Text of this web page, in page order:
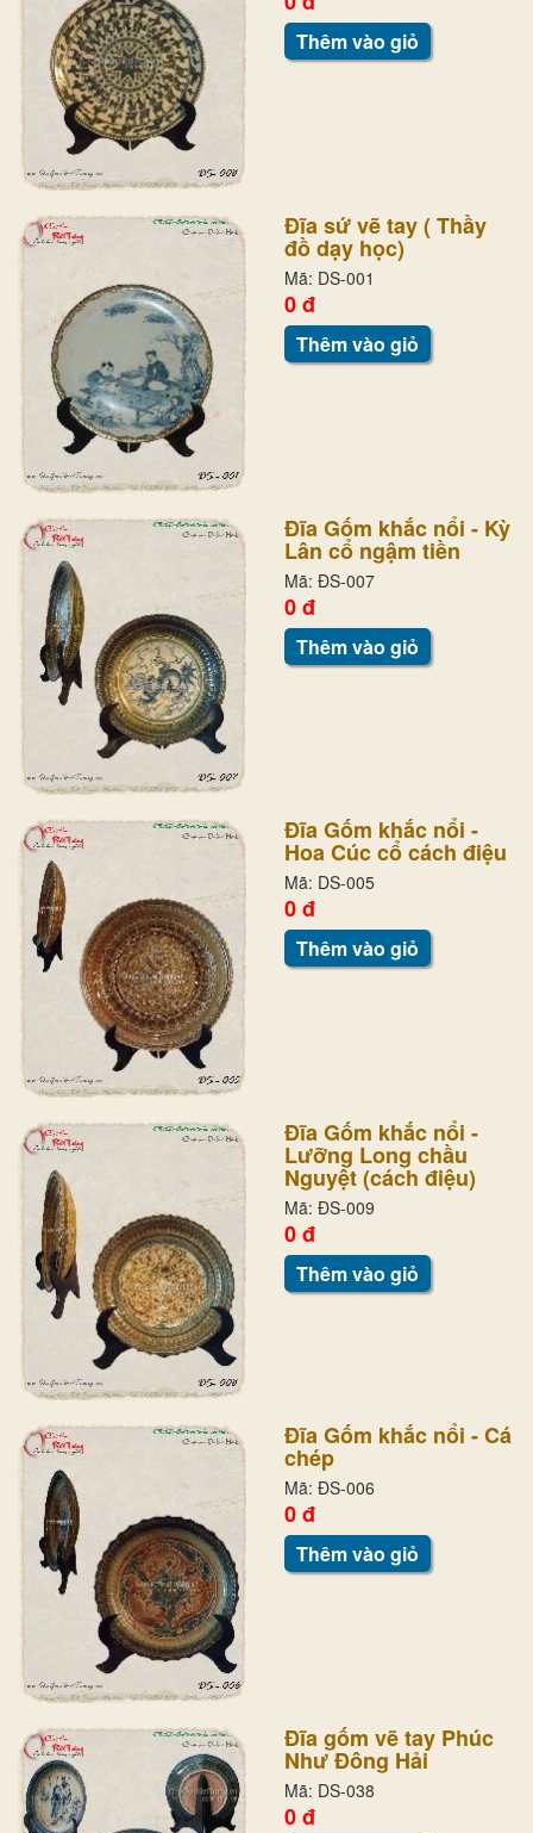
Thêm vào giỏ
Đĩa sứ vẽ tay ( Thầy
đồ dạy học)
Mã: DS-001
0 đ
Thêm vào giỏ
Đĩa Gốm khắc nổi - Kỳ
Lân cổ ngậm tiền
Mã: ĐS-007
0 đ
Thêm vào giỏ
Đĩa Gốm khắc nổi -
Hoa Cúc cổ cách điệu
Mã: DS-005
0 đ
Thêm vào giỏ
Đĩa Gốm khắc nổi -
Lưỡng Long chầu
Nguyệt (cách điệu)
Mã: ĐS-009
0 đ
Thêm vào giỏ
Đĩa Gốm khắc nổi - Cá
chép
Mã: ĐS-006
0 đ
Thêm vào giỏ
Đĩa gốm vẽ tay Phúc
Như Đông Hải
Mã: DS-038
0 đ